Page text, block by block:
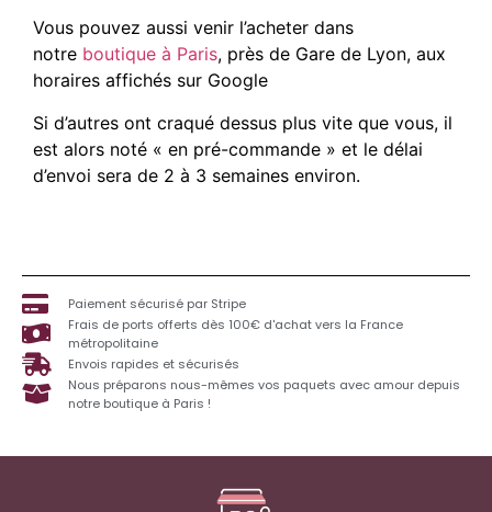
Vous pouvez aussi venir l’acheter dans
notre boutique à Paris, près de Gare de Lyon, aux
horaires affichés sur Google
Si d’autres ont craqué dessus plus vite que vous, il
est alors noté « en pré-commande » et le délai
d’envoi sera de 2 à 3 semaines environ.
Paiement sécurisé par Stripe
Frais de ports offerts dès 100€ d'achat vers la France
métropolitaine
Envois rapides et sécurisés
Nous préparons nous-mêmes vos paquets avec amour depuis
notre boutique à Paris !